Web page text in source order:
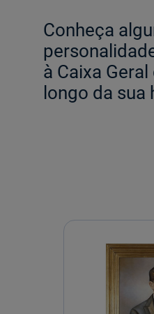
Links úteis:
Faça download da App
Recomendações de
Registo fornecedor
Conheça
à Caixa
longo da sua